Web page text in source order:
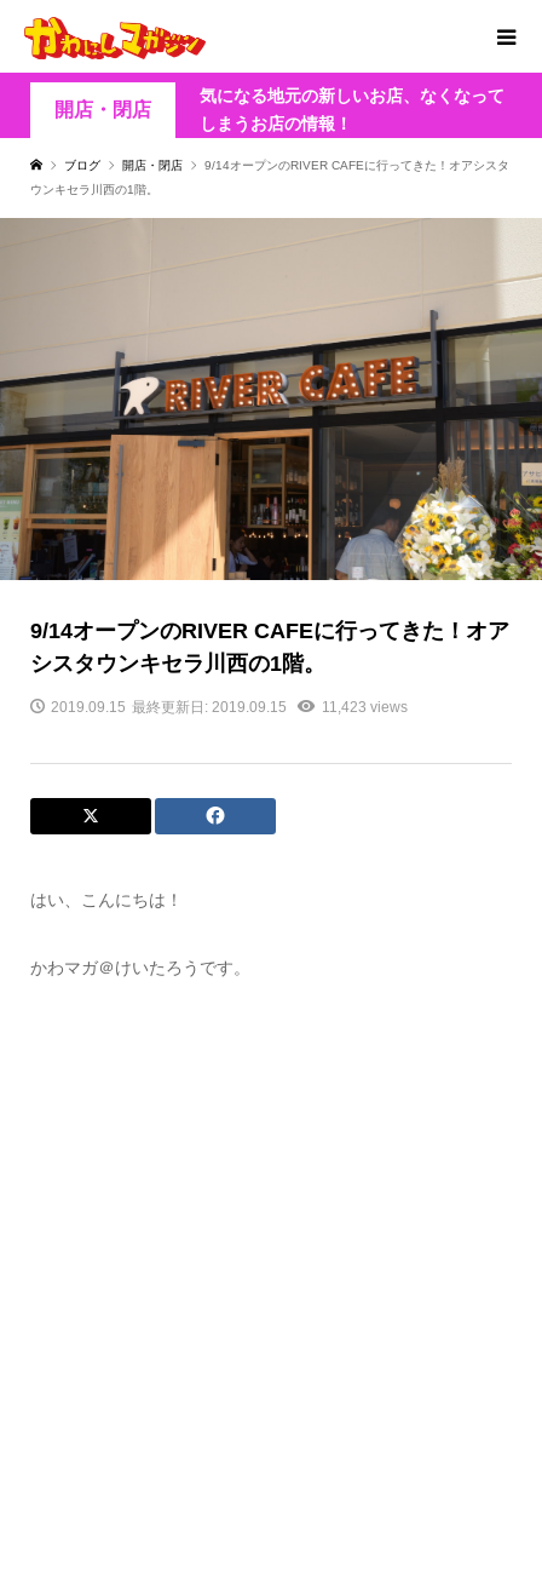
開店・閉店
気になる地元の新しいお店、なくなって
しまうお店の情報！
ブログ 開店・閉店
9/14オープンのRIVER CAFEに行ってきた！オアシスタ
ウンキセラ川西の1階。
9/14オープンのRIVER CAFEに行ってきた！オア
シスタウンキセラ川西の1階。
2019.09.15 最終更新日: 2019.09.15 11,423 views
はい、こんにちは！
かわマガ＠けいたろうです。